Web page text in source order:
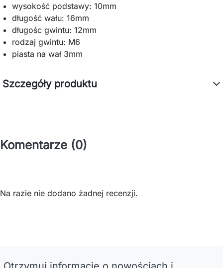
wysokość podstawy: 10mm
długość wału: 16mm
długośc gwintu: 12mm
rodzaj gwintu: M6
piasta na wał 3mm
Szczegóły produktu
Komentarze (0)
Na razie nie dodano żadnej recenzji.